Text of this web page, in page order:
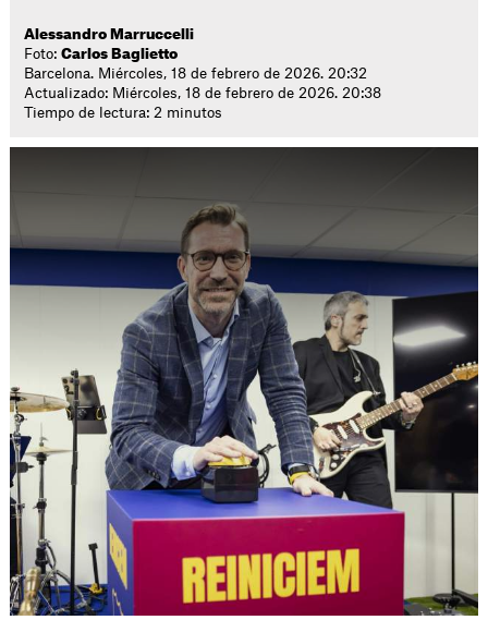
Alessandro Marruccelli
Foto:Carlos Baglietto
Barcelona. Miércoles, 18 de febrero de 2026. 20:32
Actualizado: Miércoles, 18 de febrero de 2026. 20:38
Tiempo de lectura: 2 minutos